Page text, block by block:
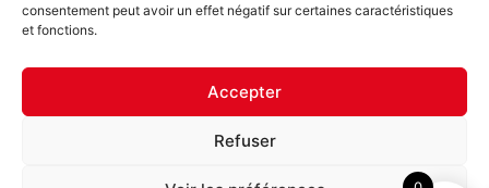
consentement peut avoir un effet négatif sur certaines caractéristiques
et fonctions.
Accepter
Refuser
11 C Boulevard de La Marne
77120 Coulommiers FRANCE
Tel : +33 (0)1 64 20 94 40